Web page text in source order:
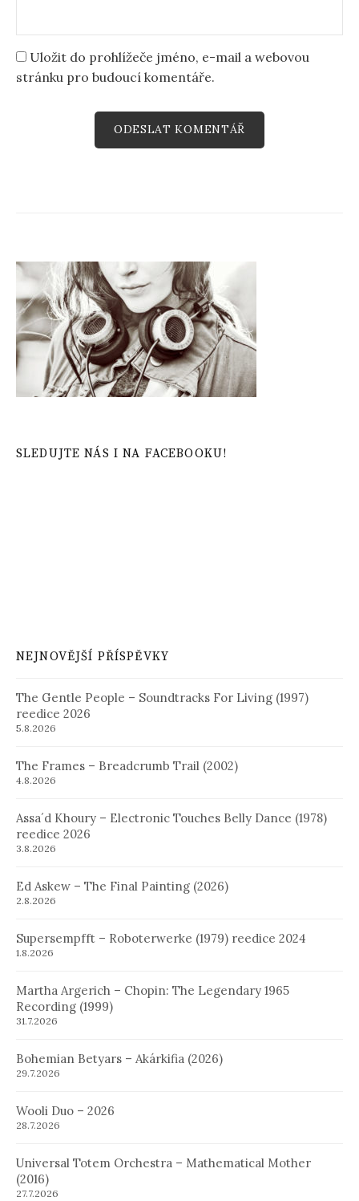
Uložit do prohlížeče jméno, e-mail a webovou
stránku pro budoucí komentáře.
SLEDUJTE NÁS I NA FACEBOOKU!
NEJNOVĚJŠÍ PŘÍSPĚVKY
The Gentle People – Soundtracks For Living (1997)
reedice 2026
5.8.2026
The Frames – Breadcrumb Trail (2002)
4.8.2026
Assa´d Khoury – Electronic Touches Belly Dance (1978)
reedice 2026
3.8.2026
Ed Askew – The Final Painting (2026)
2.8.2026
Supersempfft – Roboterwerke (1979) reedice 2024
1.8.2026
Martha Argerich – Chopin: The Legendary 1965
Recording (1999)
31.7.2026
Bohemian Betyars – Akárkifia (2026)
29.7.2026
Wooli Duo – 2026
28.7.2026
Universal Totem Orchestra – Mathematical Mother
(2016)
27.7.2026